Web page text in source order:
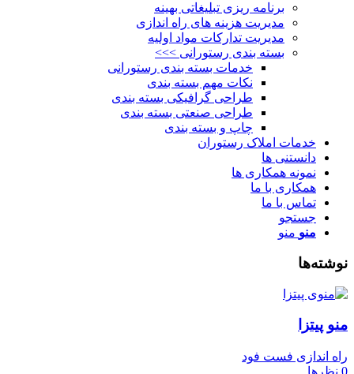
برنامه ریزی تبلیغاتی بهینه
مدیریت هزینه های راه اندازی
مدیریت تدارکات مواد اولیه
بسته بندی رستورانی >>>
خدمات بسته بندی رستورانی
نکات مهم بسته بندی
طراحی گرافیکی بسته بندی
طراحی صنعتی بسته بندی
چاپ و بسته بندی
خدمات املاک رستوران
دانستنی ها
نمونه همکاری ها
همکاری با ما
تماس با ما
جستجو
منو منو
پیتزا
اندازی فست فود